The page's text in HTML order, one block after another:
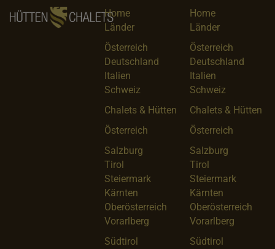
Home
Länder
Österreich
Deutschland
Italien
Schweiz
Chalets & Hütten
Österreich
Salzburg
Tirol
Steiermark
Kärnten
Oberösterreich
Vorarlberg
Südtirol
Home
Länder
Österreich
Deutschland
Italien
Schweiz
Chalets & Hütten
Österreich
Salzburg
Tirol
Steiermark
Kärnten
Oberösterreich
Vorarlberg
Südtirol